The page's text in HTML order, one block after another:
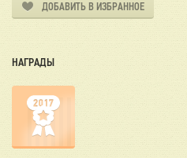
ДОБАВИТЬ В ИЗБРАННОЕ
НАГРАДЫ